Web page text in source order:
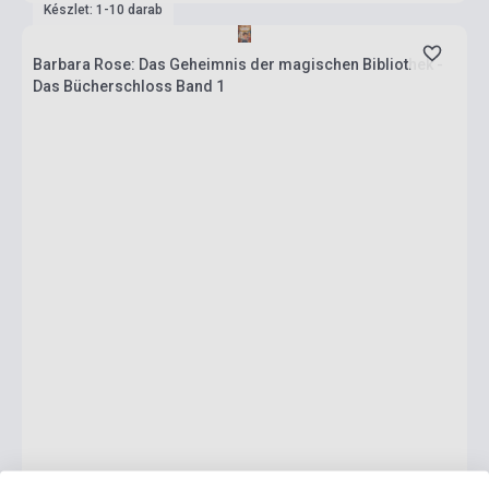
Készlet: 1-10 darab
Barbara Rose: Das Geheimnis der magischen Bibliothek -
Das Bücherschloss Band 1